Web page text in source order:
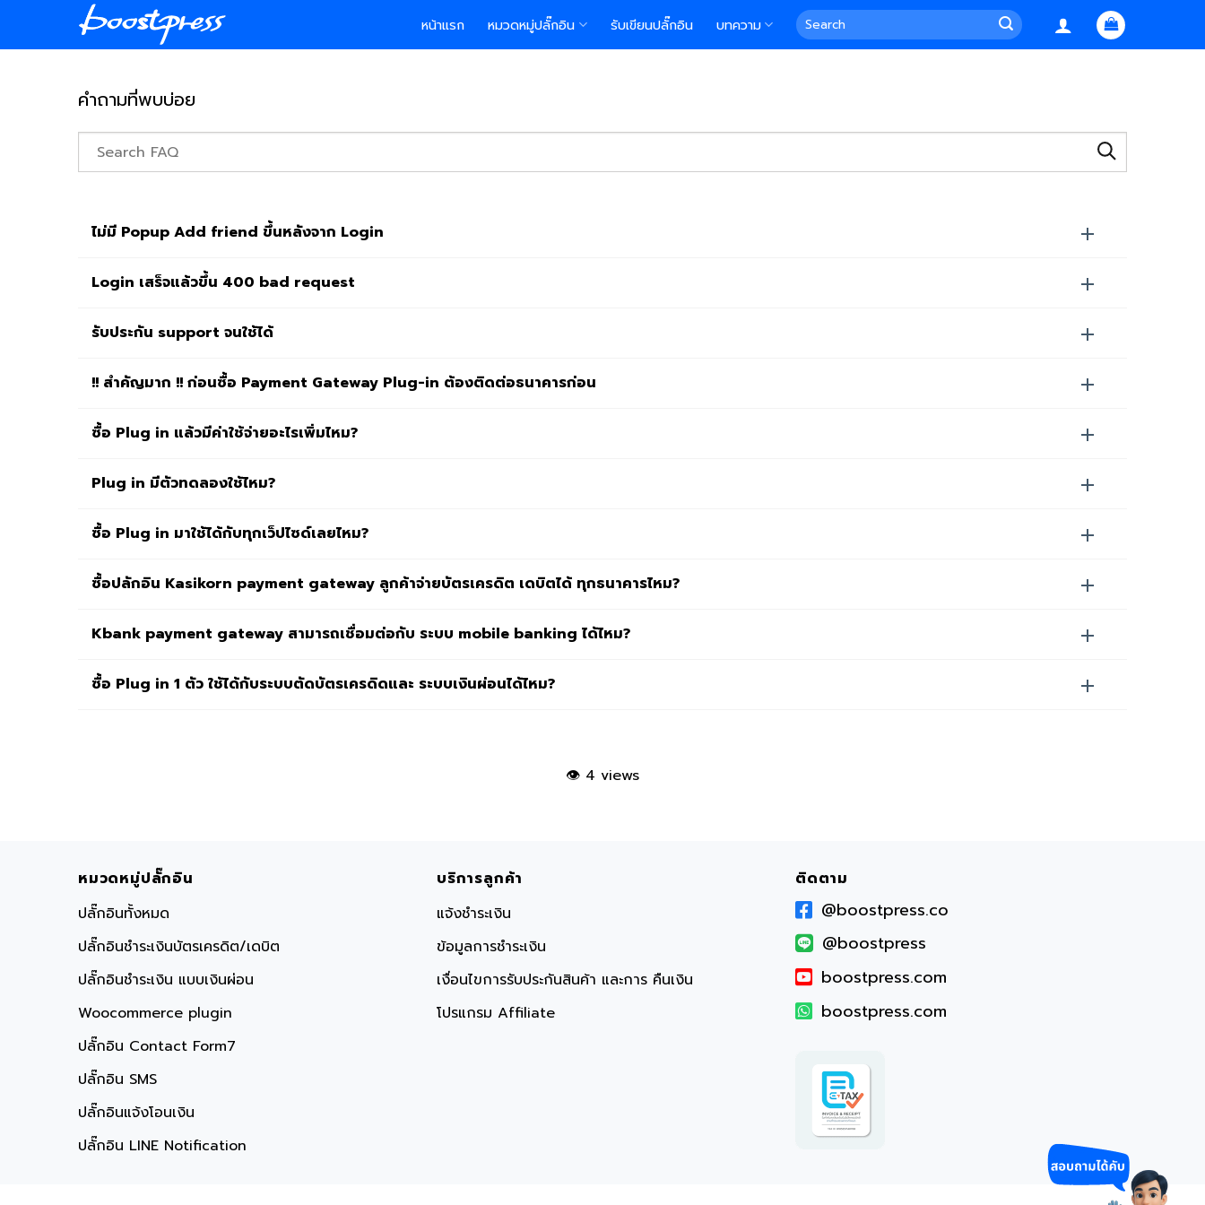
content
หน้าแรก หมวดหมู่ปลั๊กอิน รับเขียนปลั๊กอิน บทความ
Search
for:
คำถามที่พบบ่อย
Search through FAQ items. Results will update as you type.
ไม่มี Popup Add friend ขึ้นหลังจาก Login
Login เสร็จแล้วขึ้น 400 bad request
รับประกัน support จนใช้ได้
!! สำคัญมาก !! ก่อนซื้อ Payment Gateway Plug-in ต้องติดต่อธนาคารก่อน
ซื้อ Plug in แล้วมีค่าใช้จ่ายอะไรเพิ่มไหม?
Plug in มีตัวทดลองใช้ไหม?
ซื้อ Plug in มาใช้ได้กับทุกเว็ปไซด์เลยไหม?
ซื้อปลักอิน Kasikorn payment gateway ลูกค้าจ่ายบัตรเครดิต เดบิตได้ ทุกธนาคารไหม?
Kbank payment gateway สามารถเชื่อมต่อกับ ระบบ mobile banking ได้ไหม?
ซื้อ Plug in 1 ตัว ใช้ได้กับระบบตัดบัตรเครดิดและ ระบบเงินผ่อนได้ไหม?
👁 4 views
หมวดหมู่ปลั๊กอิน
ปลั๊กอินทั้งหมด
ปลั๊กอินชำระเงินบัตรเครดิต/เดบิต
ปลั๊กอินชำระเงิน แบบเงินผ่อน
Woocommerce plugin
ปลั๊กอิน Contact Form7
ปลั๊กอิน SMS
ปลั๊กอินแจ้งโอนเงิน
ปลั๊กอิน LINE Notification
บริการลูกค้า
แจ้งชำระเงิน
ข้อมูลการชำระเงิน
เงื่อนไขการรับประกันสินค้า และการ คืนเงิน
โปรแกรม Affiliate
ติดตาม
@boostpress.co
@boostpress
boostpress.com
boostpress.com